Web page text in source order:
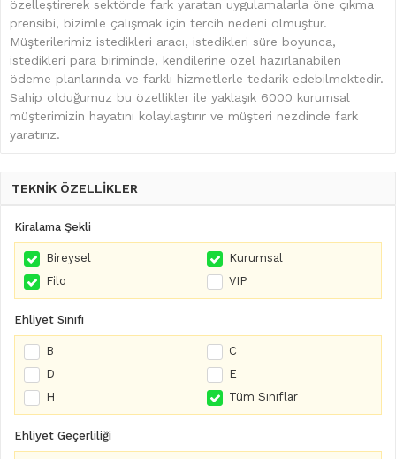
özelleştirerek sektörde fark yaratan uygulamalarla öne çıkma
prensibi, bizimle çalışmak için tercih nedeni olmuştur.
Müşterilerimiz istedikleri aracı, istedikleri süre boyunca,
istedikleri para biriminde, kendilerine özel hazırlanabilen
ödeme planlarında ve farklı hizmetlerle tedarik edebilmektedir.
Sahip olduğumuz bu özellikler ile yaklaşık 6000 kurumsal
müşterimizin hayatını kolaylaştırır ve müşteri nezdinde fark
yaratırız.
TEKNİK ÖZELLİKLER
Kiralama Şekli
Bireysel
Kurumsal
Filo
VIP
Ehliyet Sınıfı
B
C
D
E
H
Tüm Sınıflar
Ehliyet Geçerliliği